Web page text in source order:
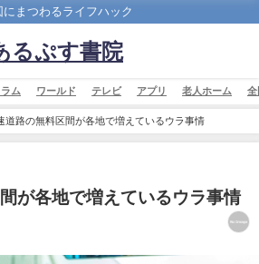
にまつわるライフハック
るぷす書院
ム ワールド テレビ アプリ 老人ホーム 全
道路の無料区間が各地で増えているウラ事情
が各地で増えているウラ事情